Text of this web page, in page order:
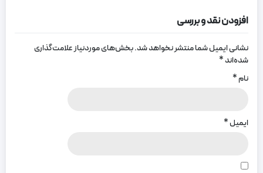
افزودن نقد و بررسی
نشانی ایمیل شما منتشر نخواهد شد.بخش‌های موردنیاز علامت‌گذاری
شده‌اند*
نام*
ایمیل*